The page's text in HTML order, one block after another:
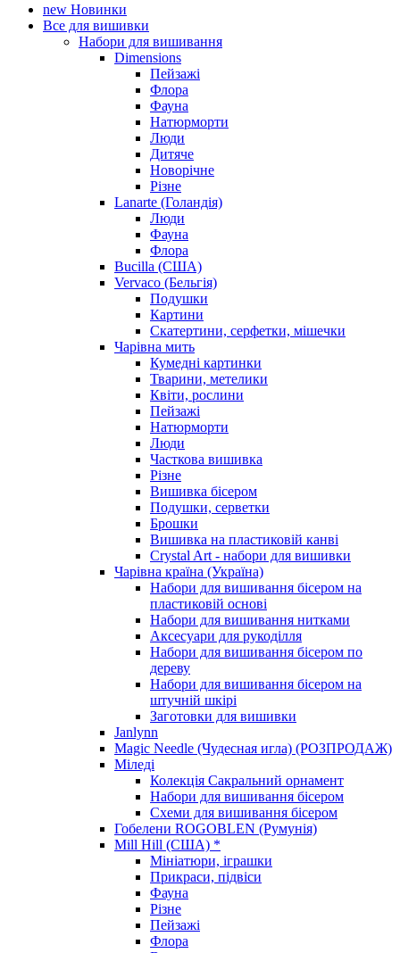
new Новинки
Все для вишивки
Набори для вишивання
Dimensions
Пейзажі
Флора
Фауна
Натюрморти
Люди
Дитяче
Новорічне
Різне
Lanarte (Голандія)
Люди
Фауна
Флора
Bucilla (США)
Vervaco (Бельгія)
Подушки
Картини
Скатертини, серфетки, мішечки
Чарiвна мить
Кумедні картинки
Тварини, метелики
Квіти, рослини
Пейзажі
Натюрморти
Люди
Часткова вишивка
Різне
Вишивка бісером
Подушки, серветки
Брошки
Вишивка на пластиковій канві
Crystal Art - набори для вишивки
Чарівна країна (Україна)
Набори для вишивання бісером на
пластиковій основі
Набори для вишивання нитками
Аксесуари для рукоділля
Набори для вишивання бісером по
дереву
Набори для вишивання бісером на
штучній шкірі
Заготовки для вишивки
Janlynn
Magic Needle (Чудесная игла) (РОЗПРОДАЖ)
Міледі
Колекція Сакральний орнамент
Набори для вишивання бісером
Схеми для вишивання бісером
Гобелени ROGOBLEN (Румунія)
Mill Hill (США) *
Мініатюри, іграшки
Прикраси, підвіси
Фауна
Різне
Пейзажі
Флора